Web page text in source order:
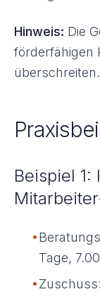
Hinweis: Die
förderfähigen
überschreiten.
Beispiel
•
Tage,
•